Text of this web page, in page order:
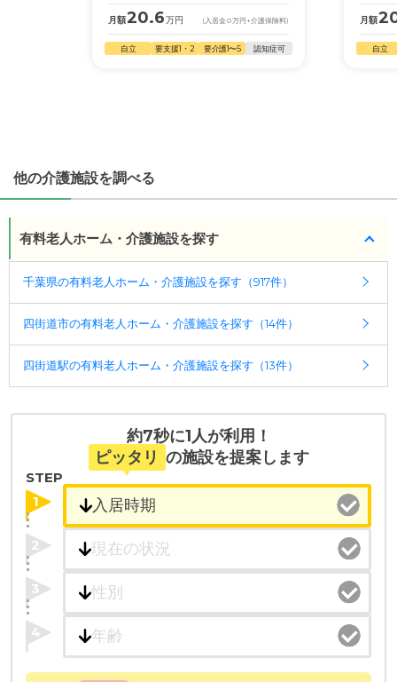
・全国10000件の介護施設情報を掲載
幅広い選択肢の中から、条件にあった施設を選ぶ
ことができます。
月額20.6万円 (入居金0万円 +介護保険料)
自立 要支援1・2 要介護1〜5 認知症可
月額
自立
他の介護施設を調べる
有料老人ホーム・介護施設を探す
千葉県の有料老人ホーム・介護施設を探す（917件）
四街道市の有料老人ホーム・介護施設を探す（14件）
四街道駅の有料老人ホーム・介護施設を探す（13件）
約7秒に1人が利用！
ピッタリ の施設を提案します
STEP
1
2
3
4